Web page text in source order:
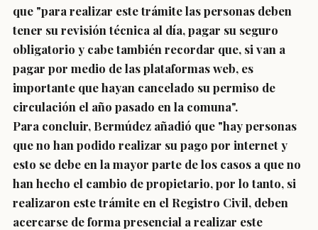
que "para realizar este trámite las personas deben
tener su revisión técnica al día, pagar su seguro
obligatorio y cabe también recordar que, si van a
pagar por medio de las plataformas web, es
importante que hayan cancelado su permiso de
circulación el año pasado en la comuna".
Para concluir, Bermúdez añadió que "hay personas
que no han podido realizar su pago por internet y
esto se debe en la mayor parte de los casos a que no
han hecho el cambio de propietario, por lo tanto, si
realizaron este trámite en el Registro Civil, deben
acercarse de forma presencial a realizar este